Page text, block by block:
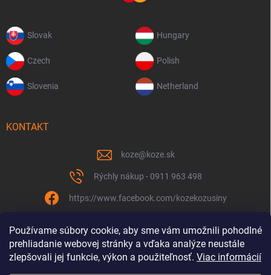
Používame súbory cookie, aby sme vám umožnili pohodlné
prehliadanie webovej stránky a vďaka analýze neustále
zlepšovali jej funkcie, výkon a použiteľnosť. Viac informácií
Slovak Hungary
Czech Polish
Slovenia Netherland
KONTAKT
koze@koze.sk
Rýchly nákup - 0911 963 498
https://www.facebook.com/kozekozusiny